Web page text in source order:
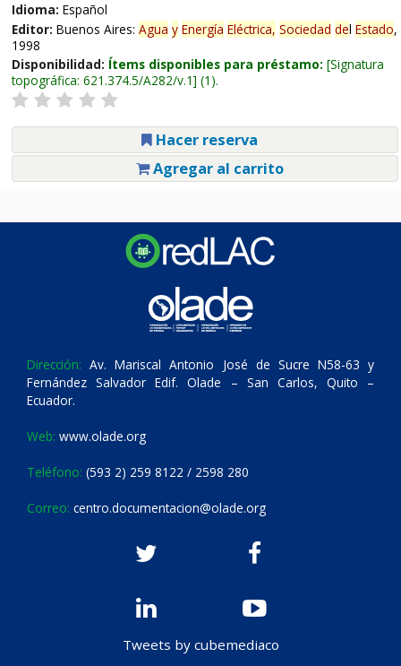
Idioma: Español
Editor: Buenos Aires: Agua y Energía Eléctrica, Sociedad del Estado,
1998
Disponibilidad: Ítems disponibles para préstamo: Signatura
topográfica: 621.374.5/A282/v.1 (1).
Hacer reserva
Agregar al carrito
Dirección: Av. Mariscal Antonio José de Sucre N58-63 y
Fernández Salvador Edif. Olade – San Carlos, Quito –
Ecuador.
Web: www.olade.org
Teléfono: (593 2) 259 8122 / 2598 280
Correo: centro.documentacion@olade.org
Tweets by cubemediaco